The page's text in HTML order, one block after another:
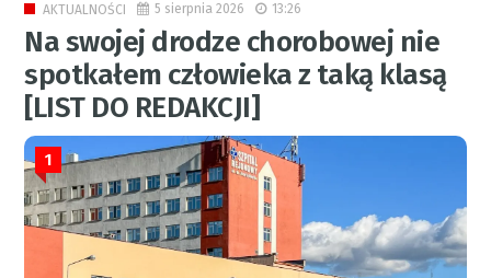
AKTUALNOŚCI 5 sierpnia 2026 13:26
Na swojej drodze chorobowej nie
spotkałem człowieka z taką klasą
[LIST DO REDAKCJI]
1